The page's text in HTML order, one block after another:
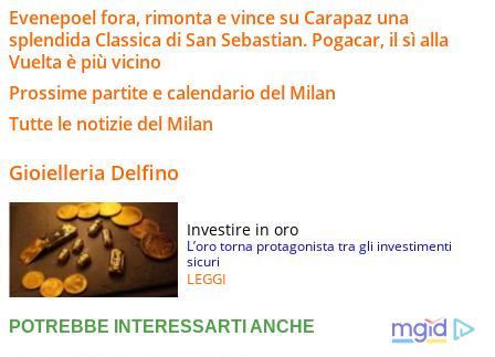
Evenepoel fora, rimonta e vince su Carapaz una
splendida Classica di San Sebastian. Pogacar, il sì alla
Vuelta è più vicino
Prossime partite e calendario del Milan
Tutte le notizie del Milan
Gioielleria Delfino
Investire in oro
L’oro torna protagonista tra gli investimenti
sicuri
LEGGI